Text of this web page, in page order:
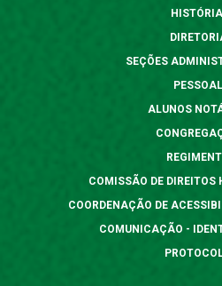
HISTÓRIA
SEÇÕES
PESSOAL
ALUNOS
COMISSÃO DE DIREITOS
COORDENAÇÃO DE
COMUNICAÇÃO -